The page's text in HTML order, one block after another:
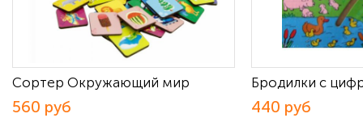
Сортер Окружающий мир
560 руб
Бродилки с
440 руб